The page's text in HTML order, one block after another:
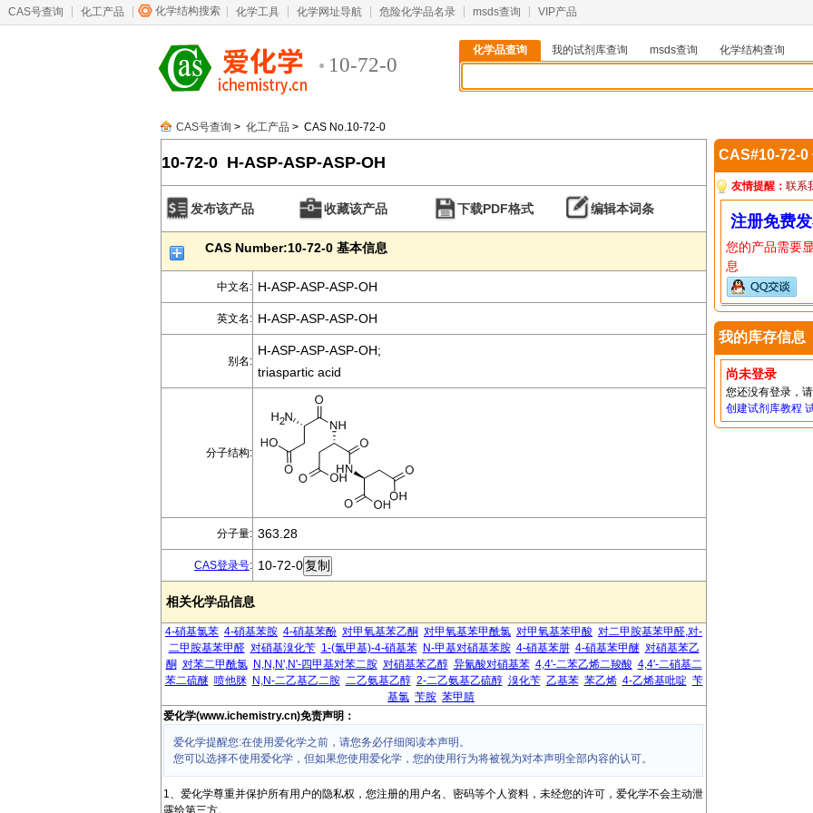
CAS号查询 化工产品 化学结构搜索 化学工具 化学网址导航 危险化学品名录 msds查询 VIP产品
10-72-0
化学品查询 我的试剂库查询 msds查询
化学结构查询
CAS号查询 > 化工产品 > CAS No.10-72-0
10-72-0 H-ASP-ASP-ASP-OH
发布该产品 收藏该产品 下载PDF格式 编辑本词条
CAS Number:10-72-0 基本信息
中文名: H-ASP-ASP-ASP-OH
英文名: H-ASP-ASP-ASP-OH
别名:
H-ASP-ASP-ASP-OH;
triaspartic acid
分子结构:
分子量: 363.28
CAS登录号: 10-72-0
相关化学品信息
4-硝基氯苯 4-硝基苯胺 4-硝基苯酚 对甲氧基苯乙酮 对甲氧基苯甲酰氯 对甲氧基苯甲酸 对二甲胺基苯甲醛,对-
二甲胺基苯甲醛 对硝基溴化苄 1-(氯甲基)-4-硝基苯 N-甲基对硝基苯胺 4-硝基苯肼 4-硝基苯甲醚 对硝基苯乙
酮 对苯二甲酰氯 N,N,N',N'-四甲基对苯二胺 对硝基苯乙醇 异氰酸对硝基苯 4,4'-二苯乙烯二羧酸 4,4'-二硝基二
苯二硫醚 喷他脒 N,N-二乙基乙二胺 二乙氨基乙醇 2-二乙氨基乙硫醇 溴化苄 乙基苯 苯乙烯 4-乙烯基吡啶 苄
基氯 苄胺 苯甲腈
爱化学(www.ichemistry.cn)免责声明：
爱化学提醒您:在使用爱化学之前，请您务必仔细阅读本声明。
您可以选择不使用爱化学，但如果您使用爱化学，您的使用行为将被视为对本声明全部内容的认可。
1、爱化学尊重并保护所有用户的隐私权，您注册的用户名、密码等个人资料，未经您的许可，爱化学不会主动泄
露给第三方。
CAS#10-72-0
友情提醒： 联系
注册免费
您的产品需要
息
我的库存信息
尚未登录
您还没有登录，
创建试剂库教程